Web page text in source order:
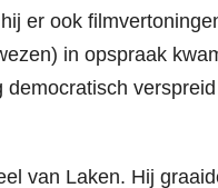
er ook
in opspraak
van Laken. Hij